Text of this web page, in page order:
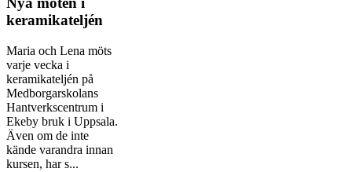
keramikateljén
Maria och Lena möts
varje vecka i
keramikateljén på
Medborgarskolans
Hantverkscentrum i
Ekeby bruk i Uppsala.
Även om de inte
kände varandra innan
kursen, har s...